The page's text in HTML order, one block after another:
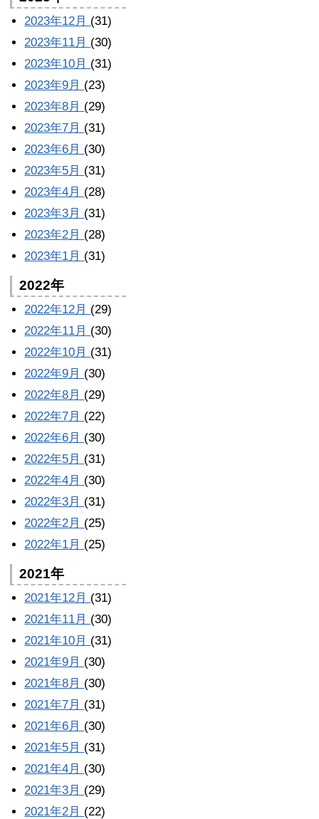
2023年12月 (31)
2023年11月 (30)
2023年10月 (31)
2023年9月 (23)
2023年8月 (29)
2023年7月 (31)
2023年6月 (30)
2023年5月 (31)
2023年4月 (28)
2023年3月 (31)
2023年2月 (28)
2023年1月 (31)
2022年
2022年12月 (29)
2022年11月 (30)
2022年10月 (31)
2022年9月 (30)
2022年8月 (29)
2022年7月 (22)
2022年6月 (30)
2022年5月 (31)
2022年4月 (30)
2022年3月 (31)
2022年2月 (25)
2022年1月 (25)
2021年
2021年12月 (31)
2021年11月 (30)
2021年10月 (31)
2021年9月 (30)
2021年8月 (30)
2021年7月 (31)
2021年6月 (30)
2021年5月 (31)
2021年4月 (30)
2021年3月 (29)
2021年2月 (22)